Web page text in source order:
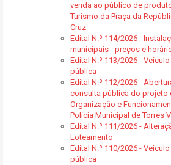
venda ao público de
Turismo da Praça da
Cruz
Edital N.º 114/2026 -
municipais - preços e
Edital N.º 113/2026 -
pública
Edital N.º 112/2026 -
consulta pública do projeto
Organização e
Polícia Municipal de Torres
Edital N.º 111/2026 -
Loteamento
Edital N.º 110/2026 -
pública